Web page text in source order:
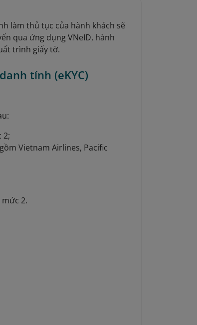
làm thủ tục của hành khách sẽ
qua ứng dụng VNeID, hành
trình giấy tờ.
tính (eKYC)
2;
Vietnam Airlines, Pacific
2.